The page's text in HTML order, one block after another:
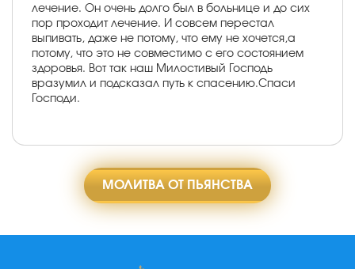
лечение. Он очень долго был в больнице и до сих
пор проходит лечение. И совсем перестал
выпивать, даже не потому, что ему не хочется,а
потому, что это не совместимо с его состоянием
здоровья. Вот так наш Милостивый Господь
вразумил и подсказал путь к спасению.Спаси
Господи.
МОЛИТВА ОТ ПЬЯНСТВА